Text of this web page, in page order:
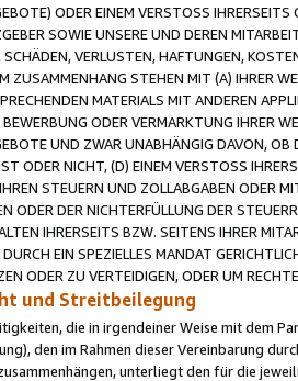
ODER EINEM VERSTOSS
SOWIE UNSERE UND DEREN
VERLUSTEN, HAFTUNGEN,
ZUSAMMENHANG STEHEN MIT (A) IHRER
MATERIALS MIT ANDEREN
ODER VERMARKTUNG IHRER
UND ZWAR UNABHÄNGIG DAVON,
ODER NICHT, (D) EINEM VERSTOSS
STEUERN UND ZOLLABGABEN ODER
ODER DER NICHTERFÜLLUNG DER
IHRERSEITS BZW. SEITENS IHRER
EIN SPEZIELLES MANDAT
ODER ZU VERTEIDIGEN, ODER UM
und Streitbeilegung
die in irgendeiner Weise mit dem
den im Rahmen dieser Vereinbarung
unterliegt den für die